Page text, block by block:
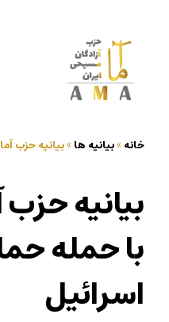
خانه»بیانیه ها»بیانیه حزب
بیانیه حزب
با حمله
اسرائیل